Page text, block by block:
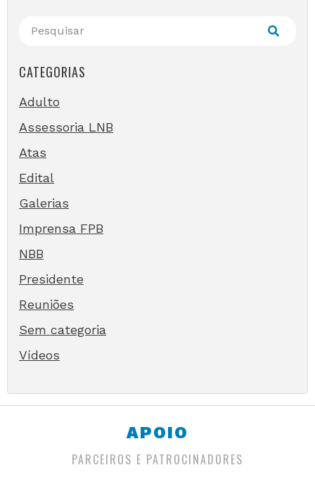
CATEGORIAS
Adulto
Assessoria LNB
Atas
Edital
Galerias
Imprensa FPB
NBB
Presidente
Reuniões
Sem categoria
Vídeos
APOIO
PARCEIROS E PATROCINADORES